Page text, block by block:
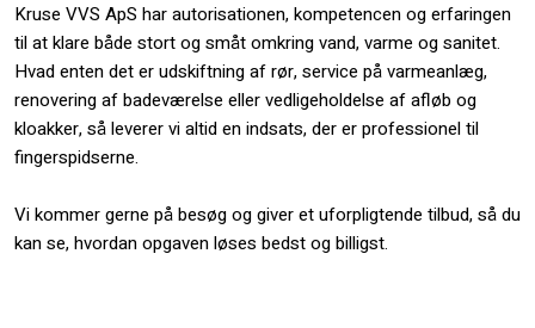
Kruse VVS ApS har autorisationen, kompetencen og erfaringen
til at klare både stort og småt omkring vand, varme og sanitet.
Hvad enten det er udskiftning af rør, service på varmeanlæg,
renovering af badeværelse eller vedligeholdelse af afløb og
kloakker, så leverer vi altid en indsats, der er professionel til
fingerspidserne.
Vi kommer gerne på besøg og giver et uforpligtende tilbud, så du
kan se, hvordan opgaven løses bedst og billigst.